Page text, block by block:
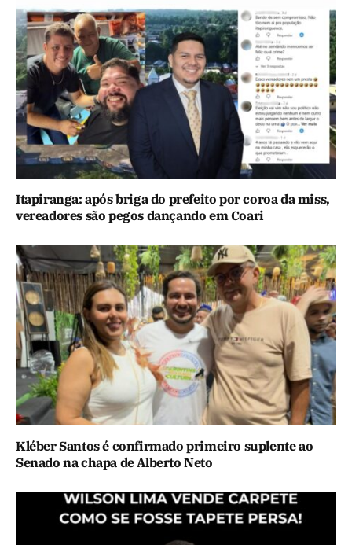
Itapiranga: após briga do prefeito por coroa da miss,
vereadores são pegos dançando em Coari
Kléber Santos é confirmado primeiro suplente ao
Senado na chapa de Alberto Neto